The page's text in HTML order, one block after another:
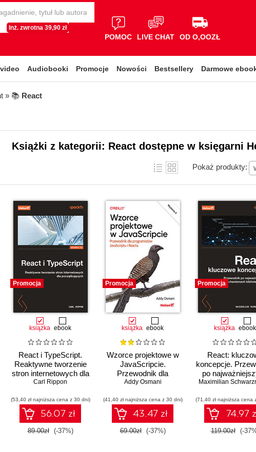
Inż. zwrotna 39,90 zł
POMOC LIVE CHAT OD O,OOZŁ
Audiobooki Promocje Nowości Bestsellery Darmowe
» 📚 React
Książki z kategorii: React dostępne w księgarni
Pokaż produkty:
Promocja
książka ebook
React i TypeScript.
Reaktywne tworzenie
stron internetowych dla
początkujących.
Carl Rippon
(53,40 zł najniższa cena z 30 dni)
56.07 zł
89.00zł (-37%)
Promocja
książka ebook
Wzorce projektowe w
JavaScripcie.
Przewodnik dla
programistów
Wydanie II
Addy Osmani
(41,40 zł najniższa cena z 30 dni)
43.47 zł
69.00zł (-37%)
Promocja
książka ebook
React:
koncepcje.
po
Maximilian
(71,40 zł najniższa cena
74.97
119.00zł (-